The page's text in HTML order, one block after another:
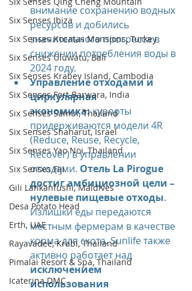
Six Senses Ibiza
Six Senses Kocatas Mansions, Turkey
Six Senses Uluwatu, Bali
Six Senses Krabey Island, Cambodia
Six Senses Fort Barwara, India
Six Senses Samui, Thailand
Six Senses Shaharut, Israel
Six Senses Yao Noi, Thailand
Six Senses Fiji
Gili Lankanfushi, Maldives
Desa Potato Head
Erth, UAE
Rayavadee, Krabi, Thailand
Pimalai Resort & Spa, Thailand
Icaterina DMC
внимание сохранению водных
ресурсов и добились
значительного прогресса в
снижении потребления воды в
2024 году.
Управление отходами и
циркулярная
экономика: курорты
придерживаются модели 4R
(Reduce, Reuse, Recycle,
Recover) в управлении
отходами. Отель La Pirogue
достиг амбициозной цели –
нулевые пищевые отходы.
Излишки еды передаются
местным фермерам в качестве
корма для скота. Sunlife также
активно работает над
исключением
использования